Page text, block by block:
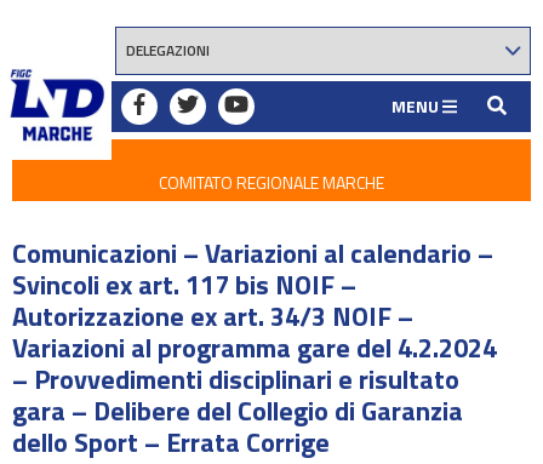
MENU
COMITATO REGIONALE MARCHE
Comunicazioni – Variazioni al calendario –
Svincoli ex art. 117 bis NOIF –
Autorizzazione ex art. 34/3 NOIF –
Variazioni al programma gare del 4.2.2024
– Provvedimenti disciplinari e risultato
gara – Delibere del Collegio di Garanzia
dello Sport – Errata Corrige